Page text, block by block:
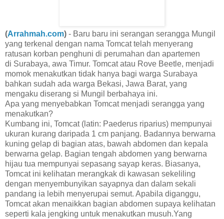
(Arrahmah.com) - Baru baru ini serangan serangga Mungil
yang terkenal dengan nama Tomcat telah menyerang
ratusan korban penghuni di perumahan dan apartemen
di Surabaya, awa Timur. Tomcat atau Rove Beetle, menjadi
momok menakutkan tidak hanya bagi warga Surabaya
bahkan sudah ada warga Bekasi, Jawa Barat, yang
mengaku diserang si Mungil berbahaya ini.
Apa yang menyebabkan Tomcat menjadi serangga yang
menakutkan?
Kumbang ini, Tomcat (latin: Paederus riparius) mempunyai
ukuran kurang daripada 1 cm panjang. Badannya berwarna
kuning gelap di bagian atas, bawah abdomen dan kepala
berwarna gelap. Bagian tengah abdomen yang berwarna
hijau tua mempunyai sepasang sayap keras. Biasanya,
Tomcat ini kelihatan merangkak di kawasan sekeliling
dengan menyembunyikan sayapnya dan dalam sekali
pandang ia lebih menyerupai semut. Apabila diganggu,
Tomcat akan menaikkan bagian abdomen supaya kelihatan
seperti kala jengking untuk menakutkan musuh.Yang